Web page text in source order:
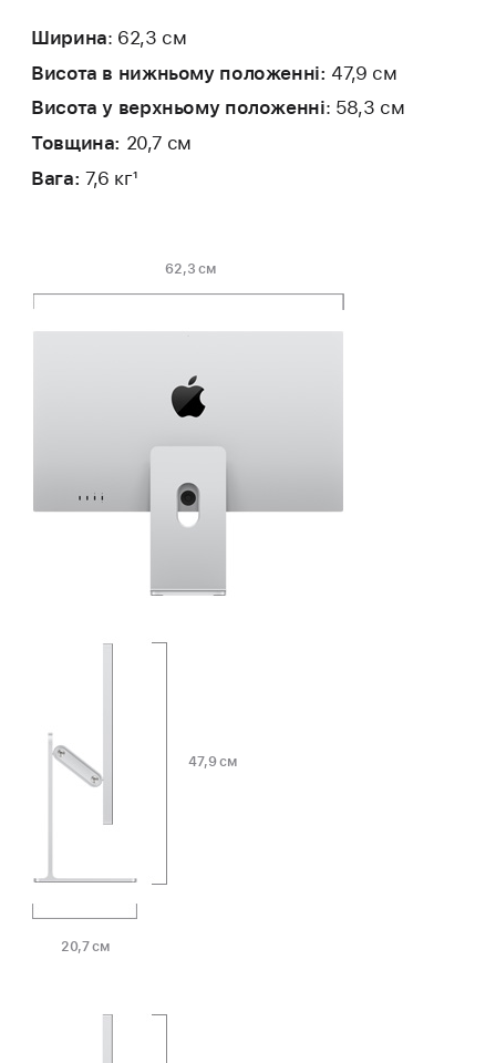
Висота в нижньому положенні: 47,9 см
Ширина: 62,3 см
Висота у верхньому положенні: 58,3 см
Вага: 7,6 кг1
Товщина: 20,7 см
Глибина
підставки:
20,7 см
Висота
в нижньому
47,9 см
Ширина:
62,3 см
Висота
у верхньому
Глибина
підставки: